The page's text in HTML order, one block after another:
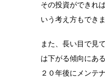
その投資ができれ
いう考え方もできま
また、長い目で見
は下がる傾向にあ
２０年後にメンテ